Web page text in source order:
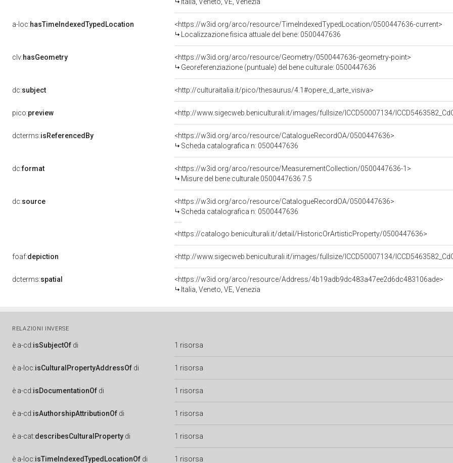
a-loc:hasTimeIndexedTypedLocation
<https://w3id.org/arco/resource/TimeIndexedTypedLocation/0500447636-current>
Localizzazione fisica attuale del bene: 0500447636
clv:hasGeometry
<https://w3id.org/arco/resource/Geometry/0500447636-geometry-point>
Georeferenziazione (puntuale) del bene culturale: 0500447636
dc:subject <http://culturaitalia.it/pico/thesaurus/4.1#opere_d_arte_visiva>
pico:preview <http://www.sigecweb.beniculturali.it/images/fullsize/ICCD50007134/
dcterms:isReferencedBy
<https://w3id.org/arco/resource/CatalogueRecordOA/0500447636>
Scheda catalografica n: 0500447636
dc:format
<https://w3id.org/arco/resource/MeasurementCollection/0500447636-1>
Misure del bene culturale 0500447636 7.5
dc:source
<https://w3id.org/arco/resource/CatalogueRecordOA/0500447636>
Scheda catalografica n: 0500447636
<https://catalogo.beniculturali.it/detail/HistoricOrArtisticProperty/0500447636>
foaf:depiction <http://www.sigecweb.beniculturali.it/images/fullsize/ICCD50007134/
dcterms:spatial
<https://w3id.org/arco/resource/Address/4b19adb9dc483a47ee2d6dc483106ade>
Italia, Veneto, VE, Venezia
RELAZIONI INVERSE
è a-cd:isSubjectOf di 1 risorsa
è a-loc:isCulturalPropertyAddressOf di 1 risorsa
è a-cd:isDocumentationOf di 1 risorsa
è a-cd:isAuthorshipAttributionOf di 1 risorsa
è a-cat:describesCulturalProperty di 1 risorsa
è a-loc:isTimeIndexedTypedLocationOf di 1 risorsa